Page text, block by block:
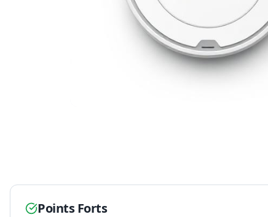
Points Forts